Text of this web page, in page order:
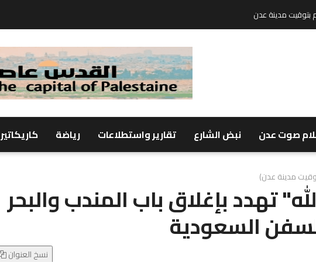
صوت عدن نبض الشارع تقارير واستطلاعات رياضة كاريكاتير
تهدد بإغلاق باب المندب والبحر
السعودية
نسخ العنوان